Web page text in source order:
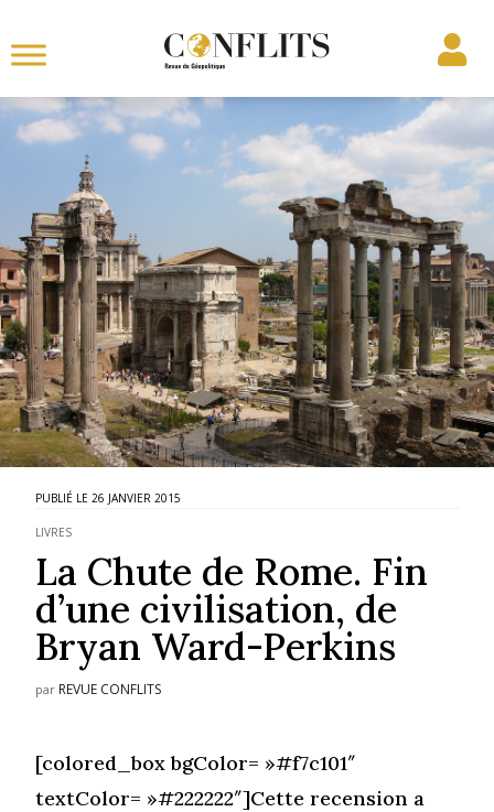
26 JANVIER 2015
LIVRES
La Chute de Rome. Fin
d’une civilisation, de
Bryan Ward-Perkins
par REVUE CONFLITS
[colored_box bgColor= »#f7c101″
textColor= »#222222″]Cette recension a